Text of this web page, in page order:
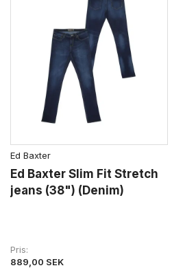
Ed Baxter
Ed Baxter Slim Fit Stretch
jeans (38") (Denim)
Pris
889,00 SEK